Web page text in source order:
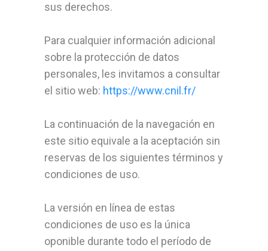
sus derechos.
Para cualquier información adicional
sobre la protección de datos
personales, les invitamos a consultar
el sitio web: https://www.cnil.fr/
La continuación de la navegación en
este sitio equivale a la aceptación sin
reservas de los siguientes términos y
condiciones de uso.
La versión en línea de estas
condiciones de uso es la única
oponible durante todo el período de